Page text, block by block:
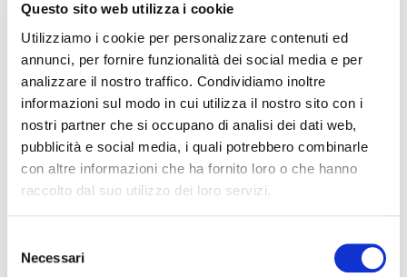
Questo sito web utilizza i cookie
Utilizziamo i cookie per personalizzare contenuti ed
annunci, per fornire funzionalità dei social media e per
analizzare il nostro traffico. Condividiamo inoltre
informazioni sul modo in cui utilizza il nostro sito con i
nostri partner che si occupano di analisi dei dati web,
pubblicità e social media, i quali potrebbero combinarle
con altre informazioni che ha fornito loro o che hanno
raccolto dal suo utilizzo dei loro servizi.
delNecessari